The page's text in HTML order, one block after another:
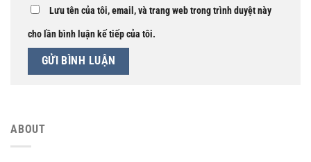
Lưu tên của tôi, email, và trang web trong trình duyệt này
cho lần bình luận kế tiếp của tôi.
ABOUT